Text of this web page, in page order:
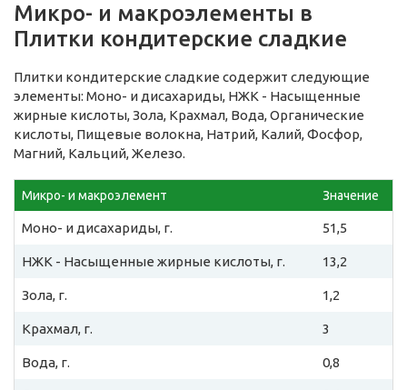
Микро- и макроэлементы в
Плитки кондитерские сладкие
Плитки кондитерские сладкие содержит следующие
элементы: Моно- и дисахариды, НЖК - Насыщенные
жирные кислоты, Зола, Крахмал, Вода, Органические
кислоты, Пищевые волокна, Натрий, Калий, Фосфор,
Магний, Кальций, Железо.
Микро- и макроэлемент Значение
Моно- и дисахариды, г. 51,5
НЖК - Насыщенные жирные кислоты, г. 13,2
Зола, г. 1,2
Крахмал, г. 3
Вода, г. 0,8